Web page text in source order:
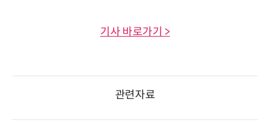
기사 바로가기 >
관련자료